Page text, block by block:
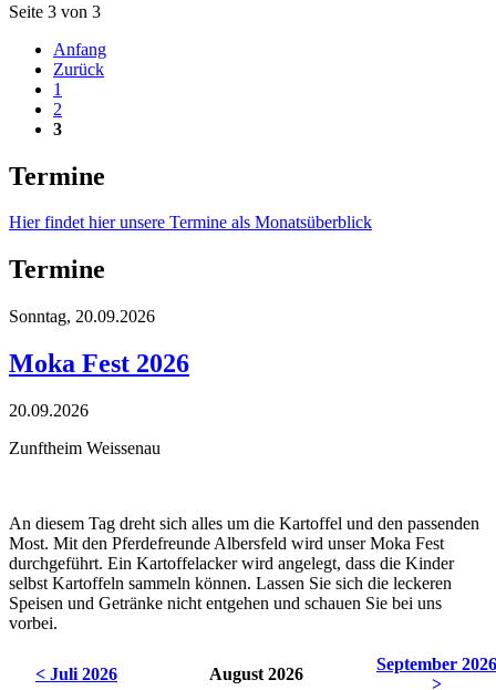
Seite 3 von 3
Anfang
Zurück
1
2
3
Termine
Hier findet hier unsere Termine als Monatsüberblick
Termine
Sonntag, 20.09.2026
Moka Fest 2026
20.09.2026
Zunftheim Weissenau
An diesem Tag dreht sich alles um die Kartoffel und den passenden
Most. Mit den Pferdefreunde Albersfeld wird unser Moka Fest
durchgeführt. Ein Kartoffelacker wird angelegt, dass die Kinder
selbst Kartoffeln sammeln können. Lassen Sie sich die leckeren
Speisen und Getränke nicht entgehen und schauen Sie bei uns
vorbei.
< Juli 2026 August 2026
September 2026
>